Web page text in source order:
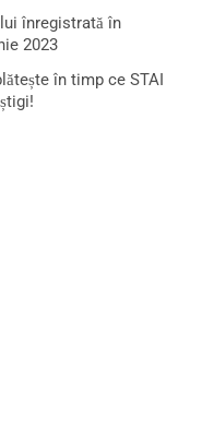
înregistrată în
2023
în timp ce STAI